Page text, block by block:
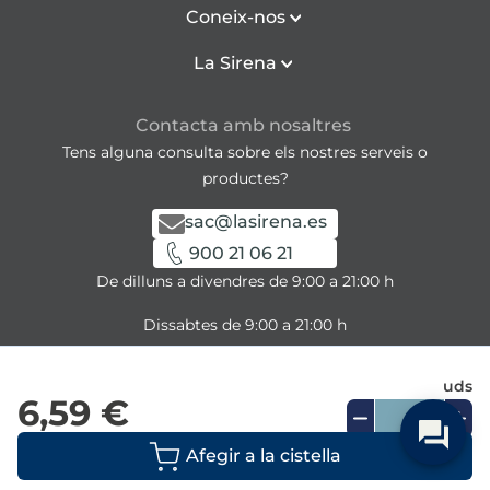
6,59 €
uds
Coneix-nos
La Sirena
Contacta amb nosaltres
Tens alguna consulta sobre els nostres serveis o
productes?
sac@lasirena.es
900 21 06 21
De dilluns a divendres de 9:00 a 21:00 h
Dissabtes de 9:00 a 21:00 h